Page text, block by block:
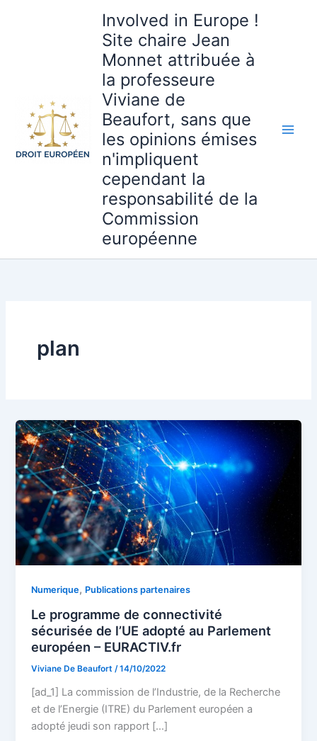
Involved in Europe !
Site chaire Jean
Monnet attribuée à
la professeure
Viviane de
Beaufort, sans que
les opinions émises
n'impliquent
cependant la
responsabilité de la
Commission
européenne
plan
Numerique, Publications partenaires
Le programme de connectivité
sécurisée de l’UE adopté au Parlement
européen – EURACTIV.fr
Viviane De Beaufort/14/10/2022
[ad_1] La commission de l’Industrie, de la Recherche
et de l’Energie (ITRE) du Parlement européen a
adopté jeudi son rapport […]